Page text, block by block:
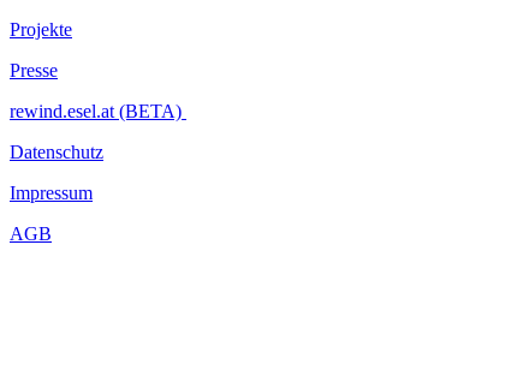
Projekte
Presse
rewind.esel.at (BETA)
Datenschutz
Impressum
AGB